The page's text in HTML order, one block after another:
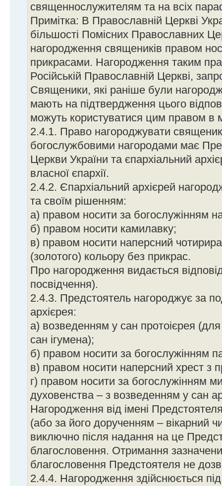
священнослужителям та на всіх
Примітка: В Православній Церкві
більшості Помісних Православних
нагородження священиків правом
прикрасами. Нагородження таким
Російській Православній Церкві,
Священики, які раніше були
мають на підтвердження цього
можуть користуватися цим правом в
2.4.1. Право нагороджувати
богослужбовими нагородами має
Церкви України та єпархіальний
власної єпархії.
2.4.2. Єпархіальний архієрей
та своїм рішенням:
а) правом носити за богослужінням
б) правом носити камилавку;
в) правом носити наперсний
(золотого) кольору без прикрас.
Про нагородження видається
посвідчення).
2.4.3. Предстоятель нагороджує за
архієрея:
а) возведенням у сан протоієрея
сан ігумена);
б) правом носити за богослужінням
в) правом носити наперсний хрест з
г) правом носити за богослужінням
духовенства – з возведенням у сан
Нагородження від імені
(або за його дорученням – вікарний
виключно після надання на це
благословення. Отримання
благословення Предстоятеля не
2.4.4. Нагородження здійснюється під